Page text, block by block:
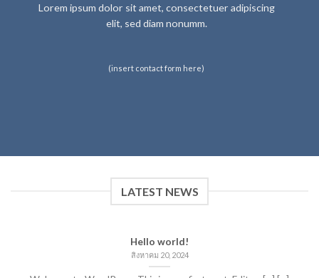
Lorem ipsum dolor sit amet, consectetuer adipiscing
elit, sed diam nonumm.
(insert contact form here)
LATEST NEWS
Hello world!
สิงหาคม 20, 2024